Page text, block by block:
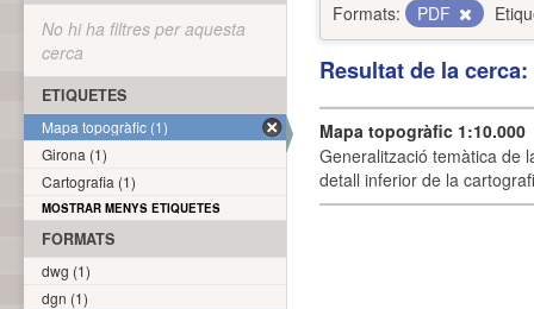
Formats:
PDF
Resultat de la
Mapa topogràfic 1:10.000
Generalització temàtica de
detall inferior de la
No hi ha filtres per aquesta
cerca
ETIQUETES
Mapa topogràfic (1)
Girona (1)
Cartografia (1)
MOSTRAR MENYS ETIQUETES
FORMATS
dwg (1)
dgn (1)